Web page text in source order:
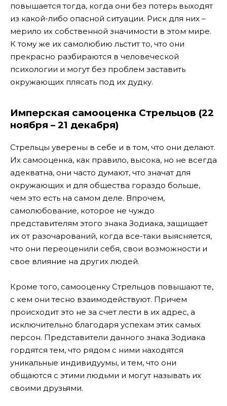
повышается тогда, когда они без потерь выходят
из какой-либо опасной ситуации. Риск для них –
мерило их собственной значимости в этом мире.
К тому же их самолюбию льстит то, что они
прекрасно разбираются в человеческой
психологии и могут без проблем заставить
окружающих плясать под их дудку.
Имперская самооценка Стрельцов (22
ноября – 21 декабря)
Стрельцы уверены в себе и в том, что они делают.
Их самооценка, как правило, высока, но не всегда
адекватна, они часто думают, что значат для
окружающих и для общества гораздо больше,
чем это есть на самом деле. Впрочем,
самолюбование, которое не чуждо
представителям этого знака Зодиака, защищает
их от разочарований, когда все-таки выясняется,
что они переоценили себя, свои возможности и
свое влияние на других людей.
Кроме того, самооценку Стрельцов повышают те,
с кем они тесно взаимодействуют. Причем
происходит это не за счет лести в их адрес, а
исключительно благодаря успехам этих самых
персон. Представители данного знака Зодиака
гордятся тем, что рядом с ними находятся
уникальные индивидуумы, и тем, что они
общаются с этими людьми и могут называть их
своими друзьями.